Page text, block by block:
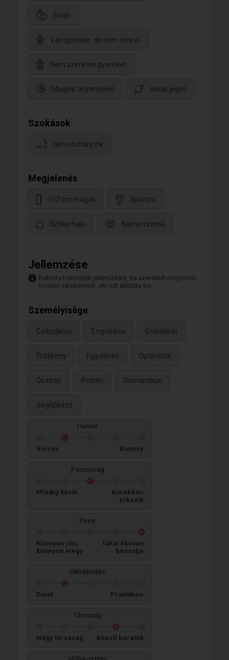
Elvált
Van gyereke, de nem vele él
Nem szeretne gyereket
Magyar anyanyelvű Halak jegyű
Szokások
Nem dohányzik
Megjelenés
162 cm magas Sportos
Szőke hajú Barna szemű
Jellemzése
Kattints bármelyik jellemzésre, ha szeretnél megnézni
minden társkeresőt, aki ezt állította be.
Személyisége
Céltudatos Empatikus Érdeklődő
Érzékeny Figyelmes Optimista
Őszinte Pozitív Romantikus
Segítőkész
Humor
Vicces Komoly
Pontosság
Mindig késik
Korábban
érkezik
Pénz
Könnyen jön,
könnyen megy
Takarékosan
beosztja
Öltözködés
Divat Praktikum
Társaság
Nagy társaság Közeli barátok